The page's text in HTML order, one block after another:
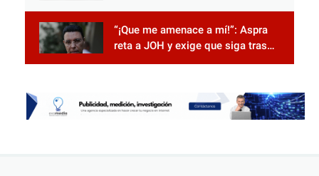
“¡Que me amenace a mí!”: Aspra
reta a JOH y exige que siga tras
las rejas